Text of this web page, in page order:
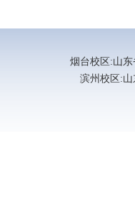
烟台校区:山东
滨州校区:山